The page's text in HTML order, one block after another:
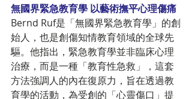
無國界緊急教育學 以藝術撫平心理傷痛
Bernd Ruf是「無國界緊急教育學」的創
始人，也是創傷知情教育領域的全球先
驅。他指出，緊急教育學並非臨床心理
治療，而是一種「教育性急救」，這套
方法強調人的內在復原力，旨在透過教
育學的活動，為受創的「心靈傷口」提